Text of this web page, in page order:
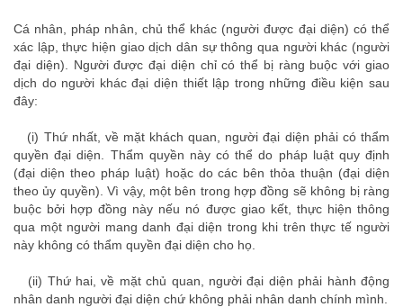
Cá nhân, pháp nhân, chủ thể khác (người được đại diện) có thể
xác lập, thực hiện giao dịch dân sự thông qua người khác (người
đại diện). Người được đại diện chỉ có thể bị ràng buộc với giao
dịch do người khác đại diện thiết lập trong những điều kiện sau
đây:
(i) Thứ nhất, về mặt khách quan, người đại diện phải có thẩm
quyền đại diện. Thẩm quyền này có thể do pháp luật quy định
(đại diện theo pháp luật) hoặc do các bên thỏa thuận (đại diện
theo ủy quyền). Vì vậy, một bên trong hợp đồng sẽ không bị ràng
buộc bởi hợp đồng này nếu nó được giao kết, thực hiện thông
qua một người mang danh đại diện trong khi trên thực tế người
này không có thẩm quyền đại diện cho họ.
(ii) Thứ hai, về mặt chủ quan, người đại diện phải hành động
nhân danh người đại diện chứ không phải nhân danh chính mình.